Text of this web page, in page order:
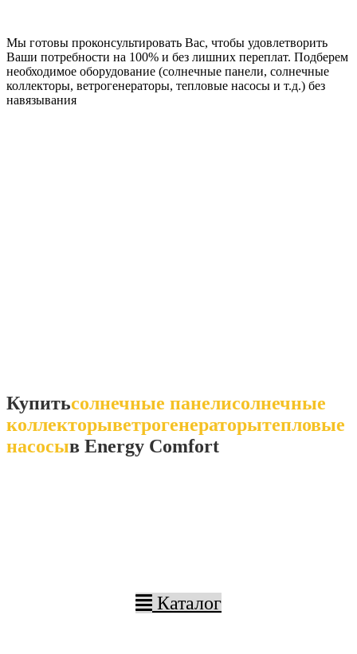
Мы готовы проконсультировать Вас, чтобы удовлетворить
Ваши потребности на 100% и без лишних переплат. Подберем
необходимое оборудование (солнечные панели, солнечные
коллекторы, ветрогенераторы, тепловые насосы и т.д.) без
навязывания
Купитьсолнечные панелисолнечные
коллекторыветрогенераторытепловые
насосыв Energy Comfort
Каталог